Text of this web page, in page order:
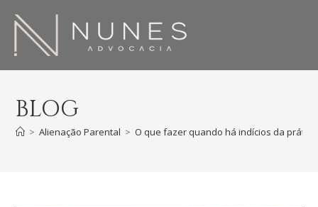
BLOG
> Alienação Parental > O que fazer quando há indícios da